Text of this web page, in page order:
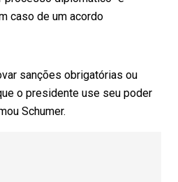
caso de um acordo
sanções obrigatórias ou
o presidente use seu poder
Schumer.